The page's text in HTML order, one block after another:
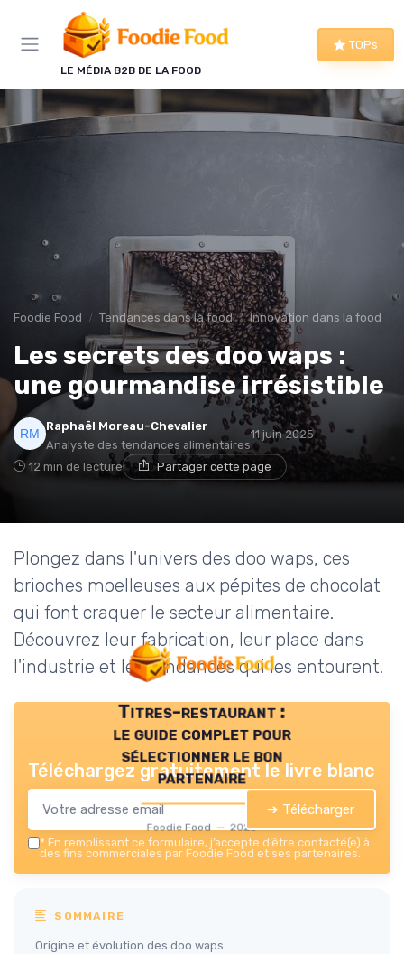
LE MÉDIA B2B DE LA FOOD
TOPs
Foodie Food Tendances dans la food Innovation dans la food
Les secrets des doo waps :
une gourmandise irrésistible
Raphaël Moreau-Chevalier
Analyste des tendances alimentaires
11 juin 2025
12 min de lecture Partager cette page
Plongez dans l'univers des doo waps, ces
brioches moelleuses aux pépites de chocolat
qui font craquer le secteur alimentaire.
Découvrez leur fabrication, leur place dans
l'industrie et les tendances qui les entourent.
Titres-restaurant :
le guide complet pour
sélectionner le bon
partenaire
Foodie Food — 2026
Téléchargez gratuitement le livre blanc
➔ Télécharger
* En remplissant ce formulaire, j’accepte d’être contacté(e) à
des fins commerciales par Foodie Food et ses partenaires.
SOMMAIRE
Origine et évolution des doo waps
Panneau de gestion des cookies